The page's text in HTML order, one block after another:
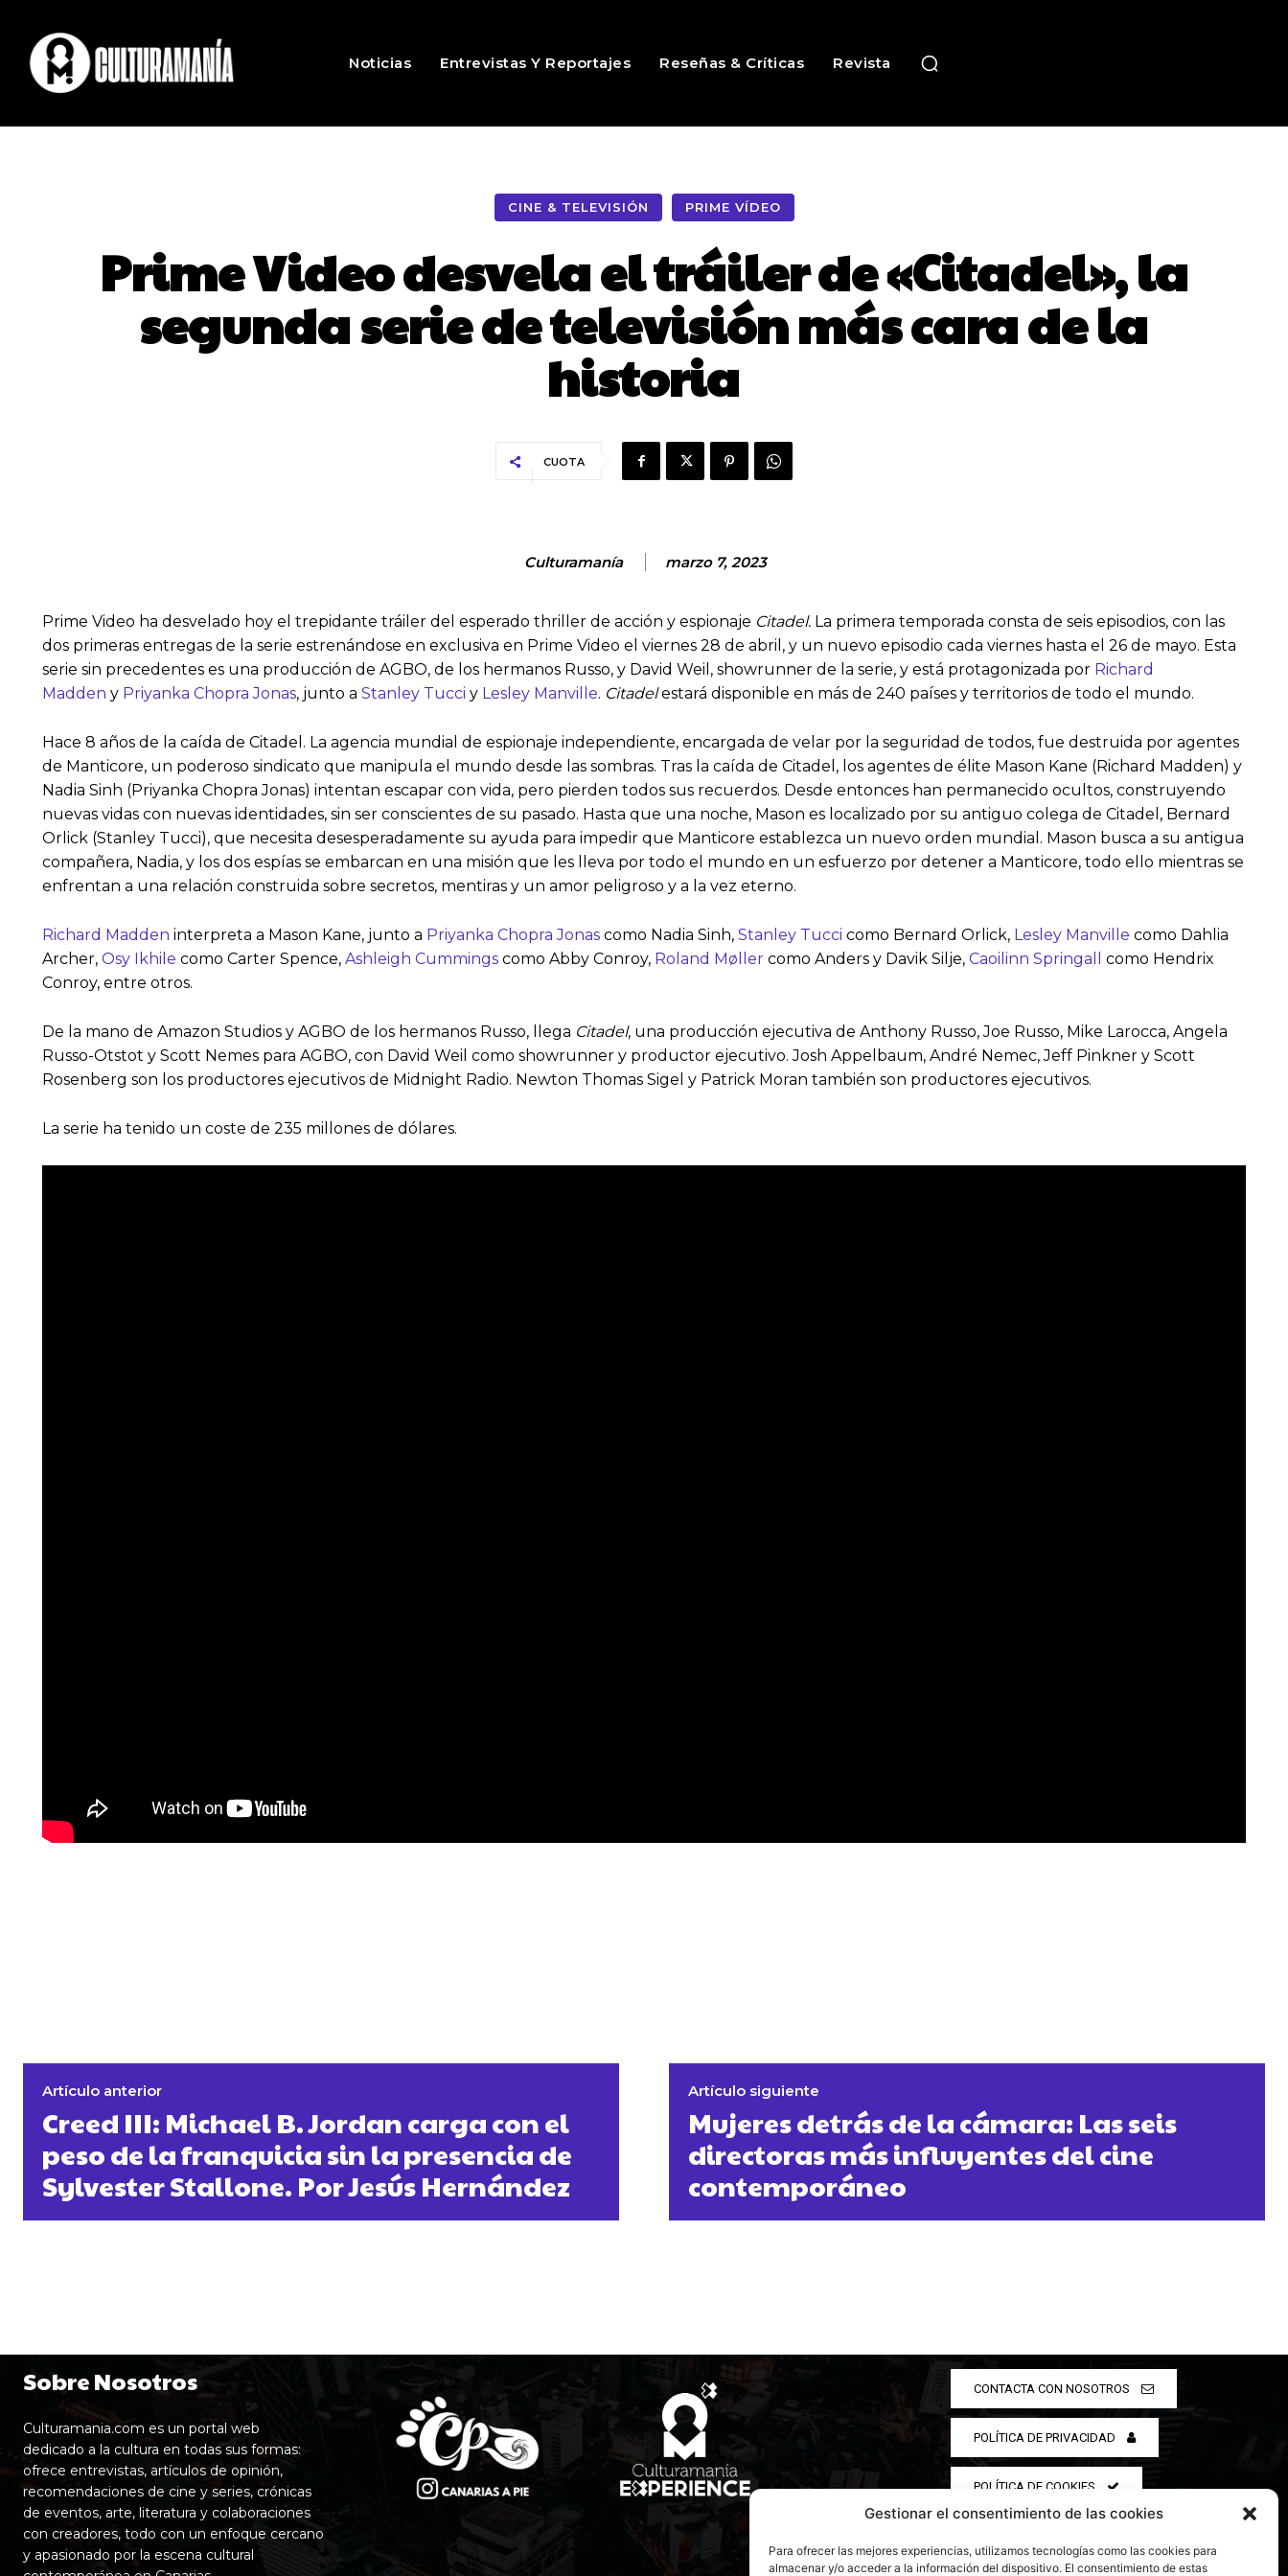
Gestionar el consentimiento de las cookies
Para ofrecer las mejores experiencias, utilizamos tecnologías como las cookies para
almacenar y/o acceder a la información del dispositivo. El consentimiento de estas
Noticias Entrevistas Y Reportajes Reseñas & Críticas Revista
CINE & TELEVISIÓN PRIME VÍDEO
Prime Video desvela el tráiler de «Citadel», la
segunda serie de televisión más cara de la
historia
CUOTA
Culturamanía marzo 7, 2023
Prime Video ha desvelado hoy el trepidante tráiler del esperado thriller de acción y espionaje Citadel. La primera temporada consta de seis episodios, con las
dos primeras entregas de la serie estrenándose en exclusiva en Prime Video el viernes 28 de abril, y un nuevo episodio cada viernes hasta el 26 de mayo. Esta
serie sin precedentes es una producción de AGBO, de los hermanos Russo, y David Weil, showrunner de la serie, y está protagonizada por Richard
Madden y Priyanka Chopra Jonas, junto a Stanley Tucci y Lesley Manville. Citadelestará disponible en más de 240 países y territorios de todo el mundo.
Hace 8 años de la caída de Citadel. La agencia mundial de espionaje independiente, encargada de velar por la seguridad de todos, fue destruida por agentes
de Manticore, un poderoso sindicato que manipula el mundo desde las sombras. Tras la caída de Citadel, los agentes de élite Mason Kane (Richard Madden) y
Nadia Sinh (Priyanka Chopra Jonas) intentan escapar con vida, pero pierden todos sus recuerdos. Desde entonces han permanecido ocultos, construyendo
nuevas vidas con nuevas identidades, sin ser conscientes de su pasado. Hasta que una noche, Mason es localizado por su antiguo colega de Citadel, Bernard
Orlick (Stanley Tucci), que necesita desesperadamente su ayuda para impedir que Manticore establezca un nuevo orden mundial. Mason busca a su antigua
compañera, Nadia, y los dos espías se embarcan en una misión que les lleva por todo el mundo en un esfuerzo por detener a Manticore, todo ello mientras se
enfrentan a una relación construida sobre secretos, mentiras y un amor peligroso y a la vez eterno.
Richard Madden interpreta a Mason Kane, junto a Priyanka Chopra Jonas como Nadia Sinh, Stanley Tucci como Bernard Orlick, Lesley Manville como Dahlia
Archer, Osy Ikhile como Carter Spence, Ashleigh Cummings como Abby Conroy, Roland Møller como Anders y Davik Silje, Caoilinn Springall
como Hendrix
Conroy, entre otros.
De la mano de Amazon Studios y AGBO de los hermanos Russo, llega Citadel, una producción ejecutiva de Anthony Russo, Joe Russo, Mike Larocca, Angela
Russo-Otstot y Scott Nemes para AGBO, con David Weil como showrunner y productor ejecutivo. Josh Appelbaum, André Nemec, Jeff Pinkner y Scott
Rosenberg son los productores ejecutivos de Midnight Radio. Newton Thomas Sigel y Patrick Moran también son productores ejecutivos.
La serie ha tenido un coste de 235 millones de dólares.
Artículo anterior
Creed III: Michael B. Jordan carga con el
peso de la franquicia sin la presencia de
Sylvester Stallone. Por Jesús Hernández
Artículo siguiente
Mujeres detrás de la cámara: Las seis
directoras más influyentes del cine
contemporáneo
Sobre Nosotros
Culturamania.com es un portal web
dedicado a la cultura en todas sus formas:
ofrece entrevistas, artículos de opinión,
recomendaciones de cine y series, crónicas
de eventos, arte, literatura y colaboraciones
con creadores, todo con un enfoque cercano
y apasionado por la escena cultural
CONTACTA CON NOSOTROS
POLÍTICA DE PRIVACIDAD
POLÍTICA DE COOKIES